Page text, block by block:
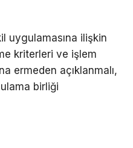
uygulamasına ilişkin
kriterleri ve işlem
ermeden açıklanmalı,
birliği